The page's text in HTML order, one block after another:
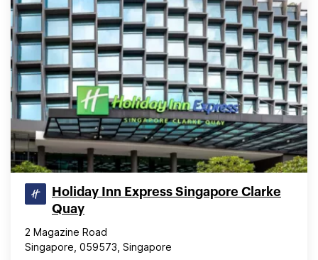
Holiday Inn Express Singapore Clarke
Quay
2 Magazine Road
Singapore, 059573, Singapore